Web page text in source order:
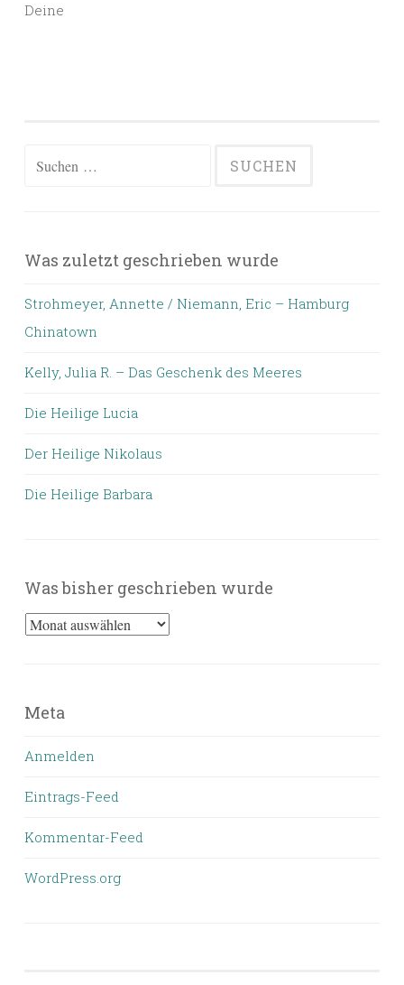
Deine
Suchen
Was zuletzt geschrieben wurde
Strohmeyer, Annette / Niemann, Eric – Hamburg
Chinatown
Kelly, Julia R. – Das Geschenk des Meeres
Die Heilige Lucia
Der Heilige Nikolaus
Die Heilige Barbara
Was bisher geschrieben wurde
Was
wurde
Meta
Anmelden
Eintrags-Feed
Kommentar-Feed
WordPress.org